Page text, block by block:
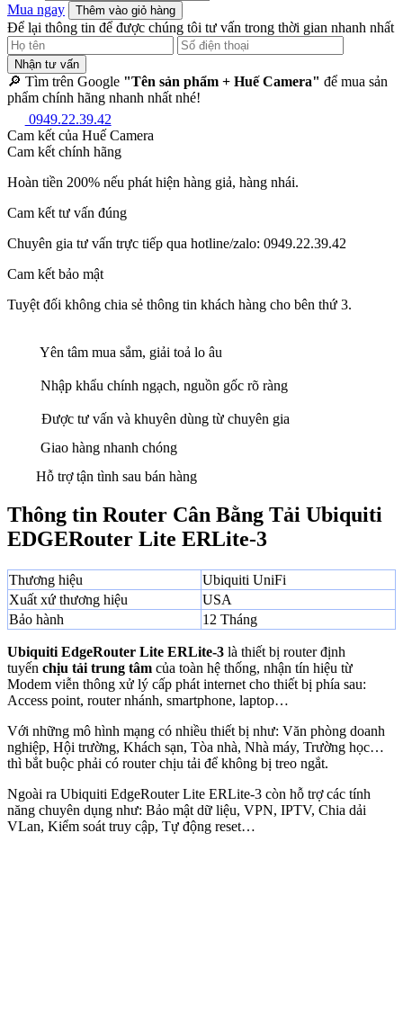
Mua ngay
Thêm vào giỏ hàng
Để lại thông tin để được chúng tôi tư vấn trong thời gian nhanh nhất
Nhận tư vấn
🔎 Tìm trên Google "Tên sản phẩm + Huế Camera" để mua sản
phẩm chính hãng nhanh nhất nhé!
0949.22.39.42
Cam kết của Huế Camera
Cam kết chính hãng
Hoàn tiền 200% nếu phát hiện hàng giả, hàng nhái.
Cam kết tư vấn đúng
Chuyên gia tư vấn trực tiếp qua hotline/zalo: 0949.22.39.42
Cam kết bảo mật
Tuyệt đối không chia sẻ thông tin khách hàng cho bên thứ 3.
Yên tâm mua sắm, giải toả lo âu
Nhập khẩu chính ngạch, nguồn gốc rõ ràng
Được tư vấn và khuyên dùng từ chuyên gia
Giao hàng nhanh chóng
Hỗ trợ tận tình sau bán hàng
Thông tin Router Cân Bằng Tải Ubiquiti
EDGERouter Lite ERLite-3
Thương hiệu
Ubiquiti UniFi
Xuất xứ thương hiệu
USA
Bảo hành
12 Tháng
Ubiquiti EdgeRouter Lite ERLite-3 là thiết bị router định
tuyến chịu tải trung tâm của toàn hệ thống, nhận tín hiệu từ
Modem viễn thông xử lý cấp phát internet cho thiết bị phía sau:
Access point, router nhánh, smartphone, laptop…
Với những mô hình mạng có nhiều thiết bị như: Văn phòng doanh
nghiệp, Hội trường, Khách sạn, Tòa nhà, Nhà máy, Trường học…
thì bắt buộc phải có router chịu tải để không bị treo ngắt.
Ngoài ra Ubiquiti EdgeRouter Lite ERLite-3 còn hỗ trợ các tính
năng chuyên dụng như: Bảo mật dữ liệu, VPN, IPTV, Chia dải
VLan, Kiểm soát truy cập, Tự động reset…